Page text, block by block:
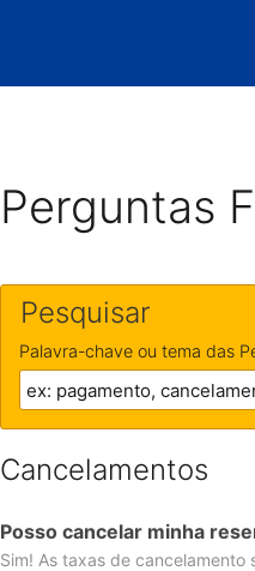
Perguntas
Pesquisar
Palavra-chave ou tema das
Cancelamentos
Posso cancelar minha
Sim! As taxas de